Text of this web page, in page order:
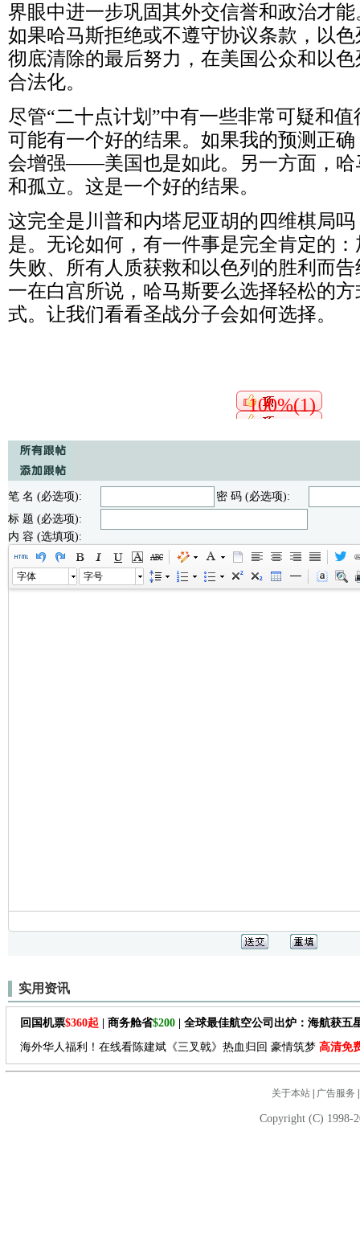
界眼中进一步巩固其外交信誉和政治才
如果哈马斯拒绝或不遵守协议条款，以
彻底清除的最后努力，在美国公众和以
合法化。
尽管“二十点计划”中有一些非常可疑和
可能有一个好的结果。如果我的预测正
会增强——美国也是如此。另一方面，哈
和孤立。这是一个好的结果。
这完全是川普和内塔尼亚胡的四维棋局
是。无论如何，有一件事是完全肯定的
失败、所有人质获救和以色列的胜利而
一在白宫所说，哈马斯要么选择轻松的
式。让我们看看圣战分子会如何选择。
100%(1)
笔 名 (必选项):
密 码 (必选项):
标 题 (必选项):
内 容 (选填项):
字体 字号
实用资讯
回国机票$360起 | 商务舱省$200 | 全球最佳航空公司出炉：海航获五
海外华人福利！在线看陈建斌《三叉戟》热血归回 豪情筑梦 高清免
关于本站| 广告服务
Copyright (C) 1998-